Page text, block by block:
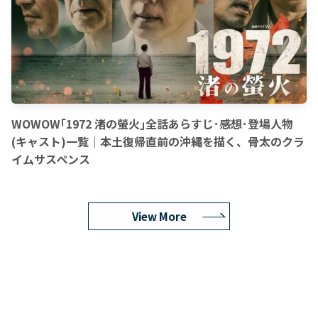
WOWOW｢1972 渚の螢火｣全話あらすじ･感想･登場人物
(キャスト)一覧｜本土復帰直前の沖縄を描く、骨太のクラ
イムサスペンス
View More